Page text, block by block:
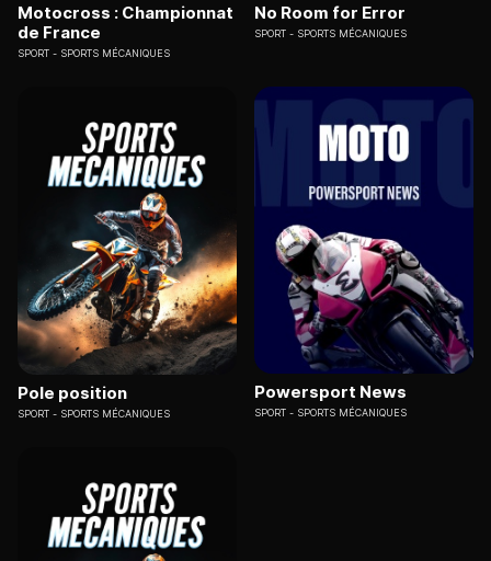
Motocross : Championnat
de France
SPORT SPORTS MÉCANIQUES
No Room for Error
SPORT SPORTS MÉCANIQUES
Pole position
SPORT SPORTS MÉCANIQUES
Powersport News
SPORT SPORTS MÉCANIQUES